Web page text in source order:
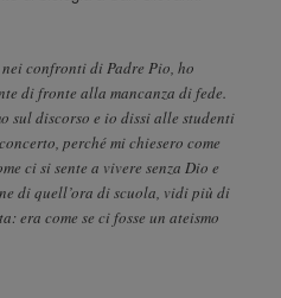
confronti di Padre Pio, ho
di fronte alla mancanza di fede.
sul discorso e io dissi alle studenti
perché mi chiesero come
ci si sente a vivere senza Dio e
di quell’ora di scuola, vidi più di
era come se ci fosse un ateismo